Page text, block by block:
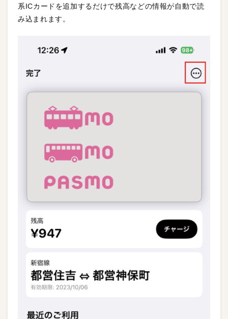
系ICカードを追加するだけで残高などの情報が自動で読
み込まれます。